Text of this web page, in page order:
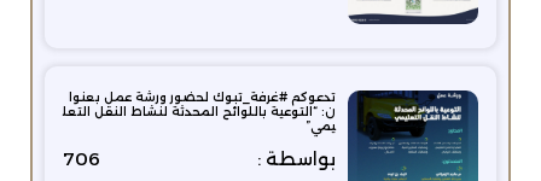
تدعوكم #غرفة_تبوك لحضور ورشة عمل بعنوا
ن: “التوعية باللوائح المحدثة لنشاط النقل التعل
يمي”
بواسطة : 706